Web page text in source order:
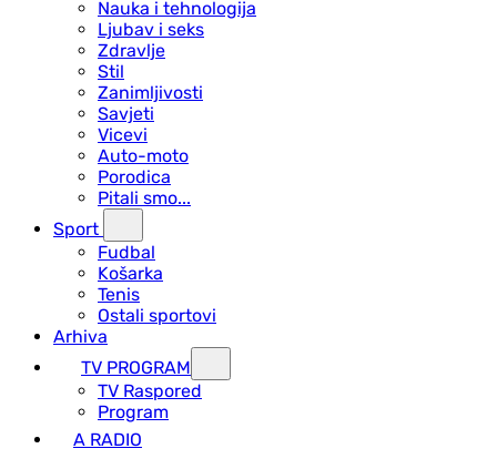
Nauka i tehnologija
Ljubav i seks
Zdravlje
Stil
Zanimljivosti
Savjeti
Vicevi
Auto-moto
Porodica
Pitali smo...
Sport
Fudbal
Košarka
Tenis
Ostali sportovi
Arhiva
TV PROGRAM
ТV Raspored
Program
A RADIO